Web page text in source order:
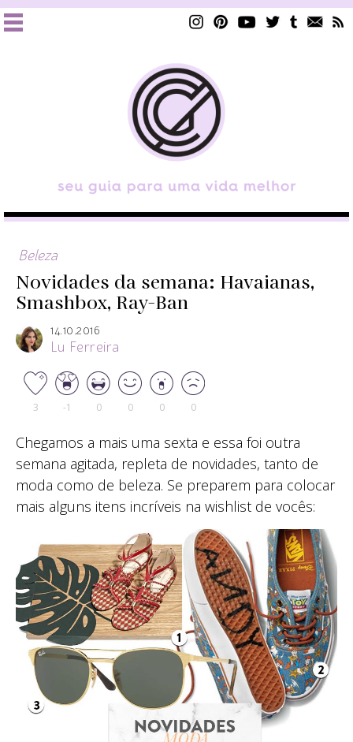
Beleza
Novidades da semana: Havaianas,
Smashbox, Ray-Ban
14.10.2016
Lu Ferreira
3 -1 0 0 0 0
Chegamos a mais uma sexta e essa foi outra
semana agitada, repleta de novidades, tanto de
moda como de beleza. Se preparem para colocar
mais alguns itens incríveis na wishlist de vocês: